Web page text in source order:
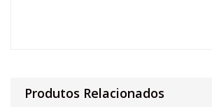
Produtos Relacionados